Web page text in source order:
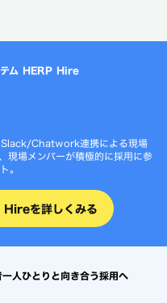
テム HERP Hire
Slack/Chatwork連携による現場
現場メンバーが積極的に採用に参
。
Hireを詳しくみる
人ひとりと向き合う採用へ